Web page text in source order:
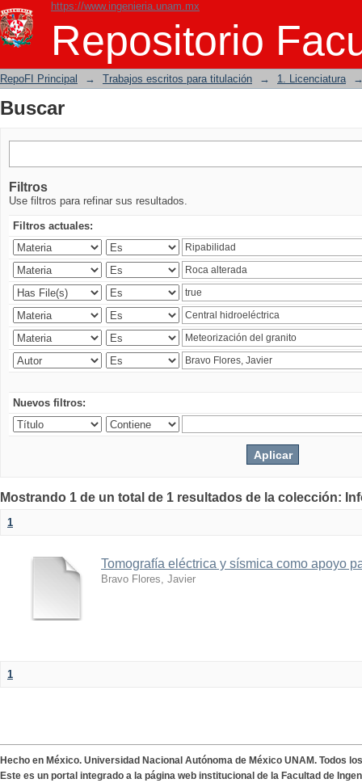
https://www.ingenieria.unam.mx
Repositorio
Buscar
RepoFI Principal → Trabajos escritos para titulación → 1. Licenciatura
Buscar
Filtros
Use filtros para refinar sus resultados.
Filtros actuales:
Nuevos filtros:
Mostrando 1 de un total de 1 resultados de la colección:
1
Tomografía eléctrica y sísmica como apoyo
Bravo Flores, Javier
1
Hecho en México. Universidad Nacional Autónoma de México UNAM. Todos
Este es un portal integrado a la página web institucional de la Facultad de